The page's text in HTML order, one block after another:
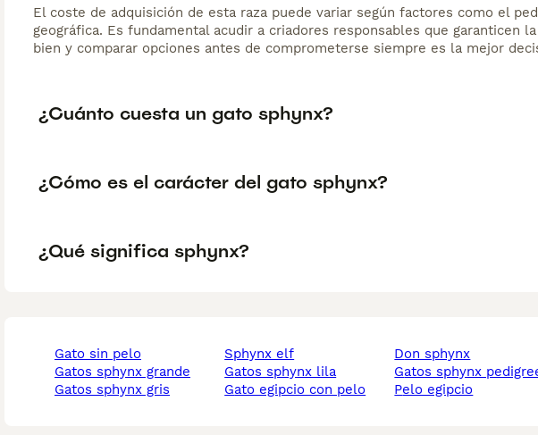
El coste de adquisición de esta raza puede variar según factores como el
geográfica. Es fundamental acudir a criadores responsables que garanticen
bien y comparar opciones antes de comprometerse siempre es la mejor
¿Cuánto cuesta un gato sphynx?
¿Cómo es el carácter del gato sphynx?
¿Qué significa sphynx?
gato sin pelo
gatos sphynx grande
gatos sphynx gris
sphynx elf
gatos sphynx lila
gato egipcio con pelo
don sphynx
gatos sphynx
pelo egipcio